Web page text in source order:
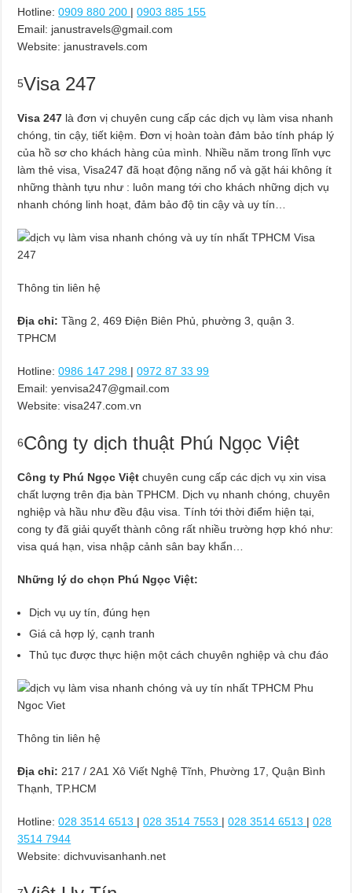
Hotline: 0909 880 200 |0903 885 155
Email: janustravels@gmail.com
Website: janustravels.com
5Visa 247
Visa 247 là đơn vị chuyên cung cấp các dịch vụ làm visa nhanh
chóng, tin cậy, tiết kiệm. Đơn vị hoàn toàn đảm bảo tính pháp lý
của hồ sơ cho khách hàng của mình. Nhiều năm trong lĩnh vực
làm thẻ visa, Visa247 đã hoạt động năng nổ và gặt hái không ít
những thành tựu như : luôn mang tới cho khách những dịch vụ
nhanh chóng linh hoạt, đảm bảo độ tin cậy và uy tín…
Thông tin liên hệ
Địa chỉ: Tầng 2, 469 Điện Biên Phủ, phường 3, quận 3.
TPHCM
Hotline: 0986 147 298 |0972 87 33 99
Email: yenvisa247@gmail.com
Website: visa247.com.vn
6Công ty dịch thuật Phú Ngọc Việt
Công ty Phú Ngọc Việt chuyên cung cấp các dịch vụ xin visa
chất lượng trên địa bàn TPHCM. Dịch vụ nhanh chóng, chuyên
nghiệp và hầu như đều đậu visa. Tính tới thời điểm hiện tại,
cong ty đã giải quyết thành công rất nhiều trường hợp khó như:
visa quá hạn, visa nhập cảnh sân bay khẩn…
Những lý do chọn Phú Ngọc Việt:
Dịch vụ uy tín, đúng hẹn
Giá cả hợp lý, cạnh tranh
Thủ tục được thực hiện một cách chuyên nghiệp và chu đáo
Thông tin liên hệ
Địa chỉ: 217 / 2A1 Xô Viết Nghệ Tĩnh, Phường 17, Quận Bình
Thạnh, TP.HCM
Hotline: 028 3514 6513 |028 3514 7553 |028 3514 6513 |028
3514 7944
Website: dichvuvisanhanh.net